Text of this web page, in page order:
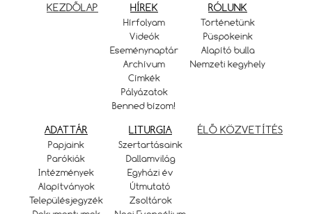
KEZDŐLAP HÍREK
Hírfolyam
Videók
Eseménynaptár
Archívum
Címkék
Pályázatok
Benned bízom!
RÓLUNK
Történetünk
Püspökeink
Alapító bulla
Nemzeti kegyhely
ADATTÁR
Papjaink
Parókiák
Intézmények
Alapítványok
Településjegyzék
LITURGIA
Szertartásaink
Dallamvilág
Egyházi év
Útmutató
Zsoltárok
ÉLŐ KÖZVETÍTÉS